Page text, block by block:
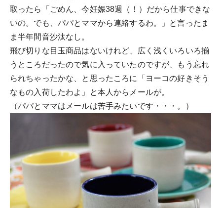
取ったら「ごめん、今妊娠38週（！）だから仕事できな
いの。でも、パパとママから連絡するわ。」と言ったま
ま半年間音沙汰なし。
飛び切りな目玉商品はないけれど、広く浅くいろいろ揃
うところだったので気に入っていたのですが、もう忘れ
られちゃったかな、と思ったころに「ヨーコの好きそう
なもの入荷したわよ」と本人からメールが。
（パパとママはメールは苦手みたいです・・・。）